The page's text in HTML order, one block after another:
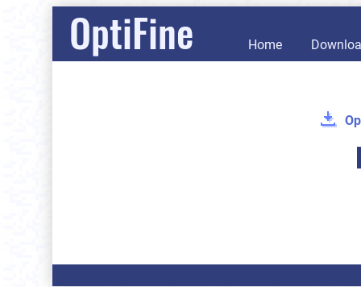
OptiFine Home